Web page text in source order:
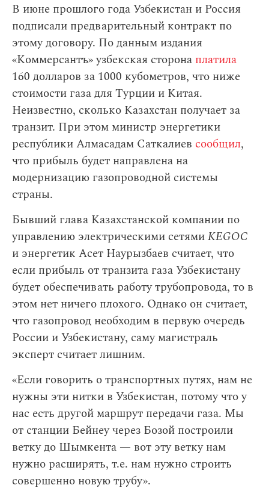
В июне прошлого года Узбекистан и Россия
подписали предварительный контракт по
этому договору. По данным издания
«Коммерсантъ» узбекская сторона платила
160 долларов за 1000 кубометров, что ниже
стоимости газа для Турции и Китая.
Неизвестно, сколько Казахстан получает за
транзит. При этом министр энергетики
республики Алмасадам Саткалиев сообщил,
что прибыль будет направлена на
модернизацию газопроводной системы
страны.
Бывший глава Казахстанской компании по
управлению электрическими сетямиKEGOC
и энергетик Асет Наурызбаев считает, что
если прибыль от транзита газа Узбекистану
будет обеспечивать работу трубопровода, то в
этом нет ничего плохого. Однако он считает,
что газопровод необходим в первую очередь
России и Узбекистану, саму магистраль
эксперт считает лишним.
«Если говорить о транспортных путях, нам не
нужны эти нитки в Узбекистан, потому что у
нас есть другой маршрут передачи газа. Мы
от станции Бейнеу через Бозой построили
ветку до Шымкента — вот эту ветку нам
нужно расширять, т.е. нам нужно строить
совершенно новую трубу».